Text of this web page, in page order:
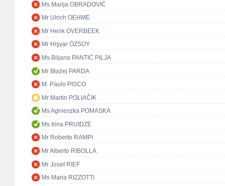
Ms Marija OBRADOVIĆ
Mr Ulrich OEHME
Mr Henk OVERBEEK
Mr Hişyar ÖZSOY
Ms Biljana PANTIĆ PILJA
Mr Błażej PARDA
M. Paulo PISCO
Mr Martin POLIAČIK
Ms Agnieszka POMASKA
Ms Irina PRUIDZE
Mr Roberto RAMPI
Mr Alberto RIBOLLA
Mr Josef RIEF
Ms Maria RIZZOTTI